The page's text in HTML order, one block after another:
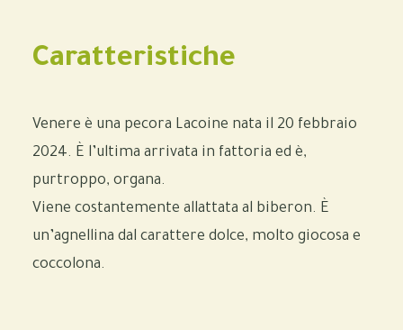
Caratteristiche
Venere è una pecora Lacoine nata il 20 febbraio
2024. È l’ultima arrivata in fattoria ed è,
purtroppo, organa.
Viene costantemente allattata al biberon. È
un’agnellina dal carattere dolce, molto giocosa e
coccolona.